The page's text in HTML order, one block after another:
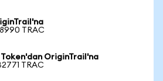
TRAC
OriginTrail'na
TRAC